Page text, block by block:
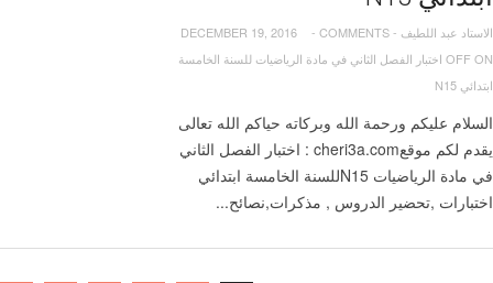
الاستاد عبد اللطيف -
DECEMBER 19, 2016 - COMMENTS
OFF ON اختبار الفصل الثاني في مادة الرياضيات للسنة الخامسة
ابتدائي N15
السلام عليكم ورحمة الله وبركاته حياكم الله تعالى
يقدم لكم موقعcheri3a.com : اختبار الفصل الثاني
في مادة الرياضيات N15للسنة الخامسة ابتدائي
اختبارات ,تحضير الدروس , مذكرات,نصائح...